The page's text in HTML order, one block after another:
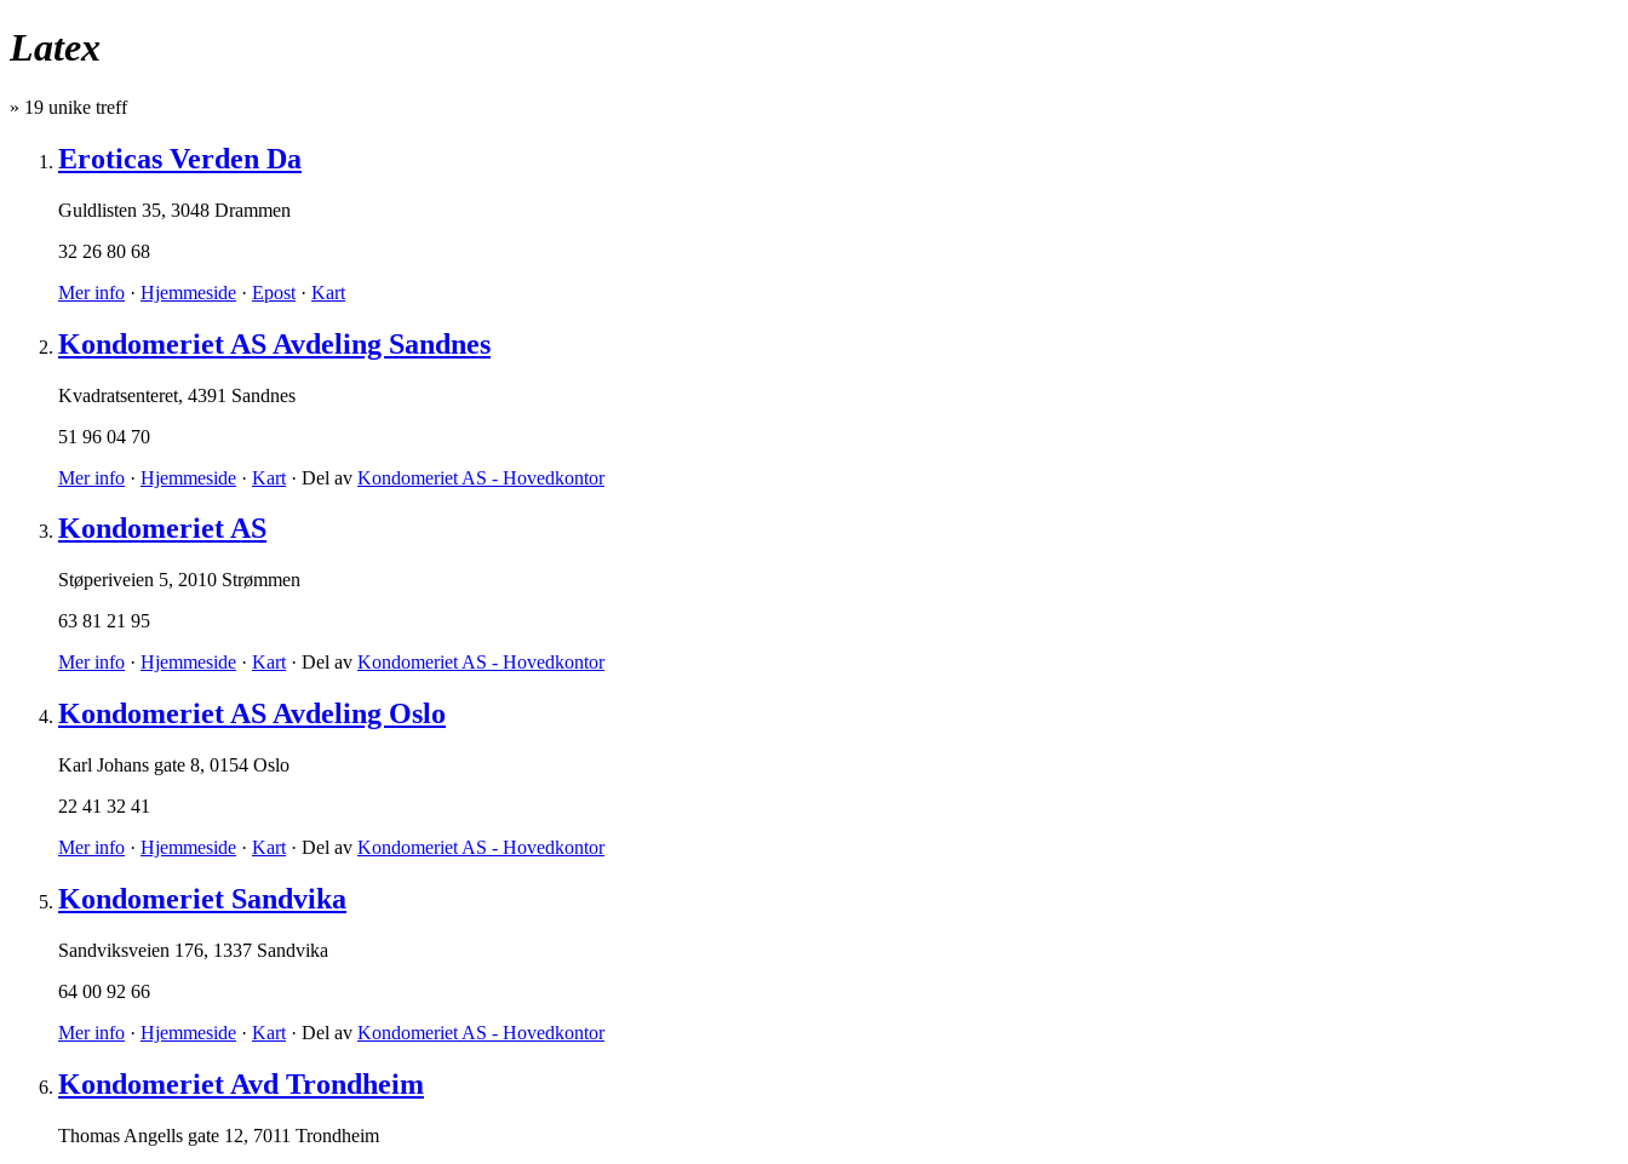
Latex
» 19 unike treff
Eroticas Verden Da
Guldlisten 35, 3048 Drammen
32 26 80 68
Mer info · Hjemmeside · Epost · Kart
Kondomeriet AS Avdeling Sandnes
Kvadratsenteret, 4391 Sandnes
51 96 04 70
Mer info · Hjemmeside · Kart · Del av Kondomeriet AS - Hovedkontor
Kondomeriet AS
Støperiveien 5, 2010 Strømmen
63 81 21 95
Mer info · Hjemmeside · Kart · Del av Kondomeriet AS - Hovedkontor
Kondomeriet AS Avdeling Oslo
Karl Johans gate 8, 0154 Oslo
22 41 32 41
Mer info · Hjemmeside · Kart · Del av Kondomeriet AS - Hovedkontor
Kondomeriet Sandvika
Sandviksveien 176, 1337 Sandvika
64 00 92 66
Mer info · Hjemmeside · Kart · Del av Kondomeriet AS - Hovedkontor
Kondomeriet Avd Trondheim
Thomas Angells gate 12, 7011 Trondheim